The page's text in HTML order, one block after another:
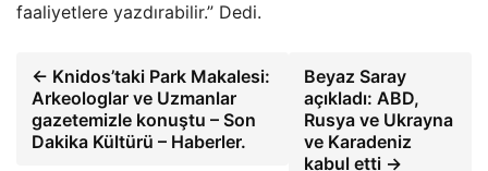
faaliyetlere yazdırabilir.” Dedi.
← Knidos’taki Park Makalesi:
Arkeologlar ve Uzmanlar
gazetemizle konuştu – Son
Dakika Kültürü – Haberler.
Beyaz Saray
açıkladı: ABD,
Rusya ve Ukrayna
ve Karadeniz
kabul etti →